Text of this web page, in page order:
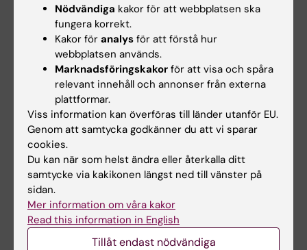
Webbredaktör:
Nilla Karlsson
E-post:nilla.karlsson@ki.se
Hade du nytta av informationen på denna sida?
Yes
No
Redaktör:Nilla Karlsson
2026-06-25
Nödvändiga kakor för att webbplatsen ska
fungera korrekt.
Kakor för analys för att förstå hur
webbplatsen används.
Marknadsföringskakor för att visa och spåra
relevant innehåll och annonser från externa
plattformar.
Viss information kan överföras till länder utanför EU.
Genom att samtycka godkänner du att vi sparar
cookies.
Du kan när som helst ändra eller återkalla ditt
samtycke via kakikonen längst ned till vänster på
sidan.
Mer information om våra kakor
Read this information in English
Tillåt endast nödvändiga